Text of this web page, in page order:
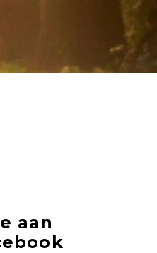
aan